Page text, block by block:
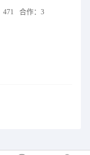
471 合作： 3